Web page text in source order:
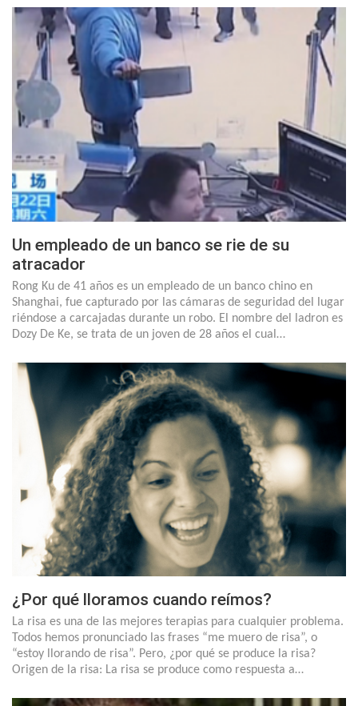
Un empleado de un banco se rie de su
atracador
Rong Ku de 41 años es un empleado de un banco chino en
Shanghai, fue capturado por las cámaras de seguridad del lugar
riéndose a carcajadas durante un robo. El nombre del ladron es
Dozy De Ke, se trata de un joven de 28 años el cual…
¿Por qué lloramos cuando reímos?
La risa es una de las mejores terapias para cualquier problema.
Todos hemos pronunciado las frases “me muero de risa”, o
“estoy llorando de risa”. Pero, ¿por qué se produce la risa?
Origen de la risa: La risa se produce como respuesta a…